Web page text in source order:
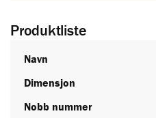
Produktliste
Navn
Dimensjon
Nobb nummer